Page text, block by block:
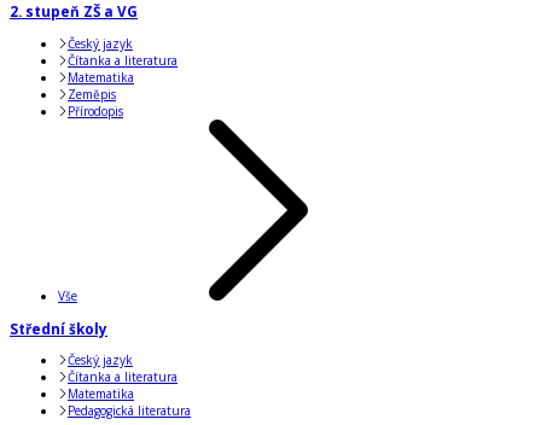
2. stupeň ZŠ a VG
Český jazyk
Čítanka a literatura
Matematika
Zeměpis
Přírodopis
Vše
Střední školy
Český jazyk
Čítanka a literatura
Matematika
Pedagogická literatura